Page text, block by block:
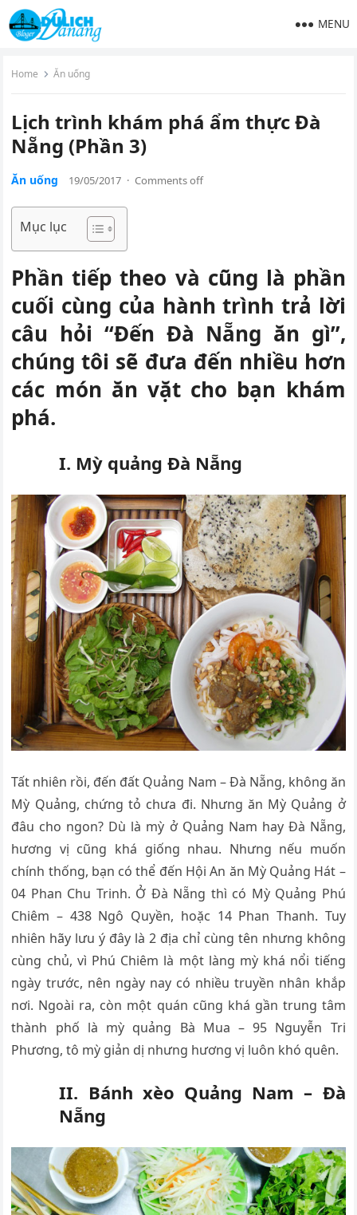
MENU
Home Ăn uống
Lịch trình khám phá ẩm thực Đà
Nẵng (Phần 3)
Ăn uống 19/05/2017 · Comments off
Mục lục
Phần tiếp theo và cũng là phần
cuối cùng của hành trình trả lời
câu hỏi “Đến Đà Nẵng ăn gì”,
chúng tôi sẽ đưa đến nhiều hơn
các món ăn vặt cho bạn khám
phá.
I. Mỳ quảng Đà Nẵng
Tất nhiên rồi, đến đất Quảng Nam – Đà Nẵng, không ăn
Mỳ Quảng, chứng tỏ chưa đi. Nhưng ăn Mỳ Quảng ở
đâu cho ngon? Dù là mỳ ở Quảng Nam hay Đà Nẵng,
hương vị cũng khá giống nhau. Nhưng nếu muốn
chính thống, bạn có thể đến Hội An ăn Mỳ Quảng Hát –
04 Phan Chu Trinh. Ở Đà Nẵng thì có Mỳ Quảng Phú
Chiêm – 438 Ngô Quyền, hoặc 14 Phan Thanh. Tuy
nhiên hãy lưu ý đây là 2 địa chỉ cùng tên nhưng không
cùng chủ, vì Phú Chiêm là một làng mỳ khá nổi tiếng
ngày trước, nên ngày nay có nhiều truyền nhân khắp
nơi. Ngoài ra, còn một quán cũng khá gần trung tâm
thành phố là mỳ quảng Bà Mua – 95 Nguyễn Tri
Phương, tô mỳ giản dị nhưng hương vị luôn khó quên.
II. Bánh xèo Quảng Nam – Đà
Nẵng